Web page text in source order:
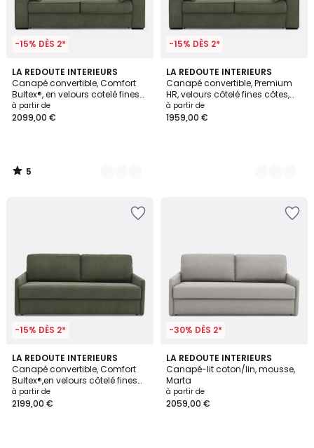
-15% DÈS 2*
LA REDOUTE INTERIEURS
Canapé convertible, Comfort
Bultex®, en velours cotelé fines
cotes, CECILIA
à partir de
2099,00 €
5
/
5
5
Couleurs
5
/
-15% DÈS 2*
LA REDOUTE INTERIEURS
Canapé convertible, Premium
HR, velours côtelé fines côtes,
CECILIA
à partir de
1959,00 €
5
Couleurs
-15% DÈS 2*
LA REDOUTE INTERIEURS
Canapé convertible, Comfort
Bultex®,en velours côtelé fines
cotes, MARTA
à partir de
2199,00 €
5
Couleurs
-30% DÈS 2*
LA REDOUTE INTERIEURS
Canapé-lit coton/lin, mousse,
Marta
à partir de
2059,00 €
3
Couleurs